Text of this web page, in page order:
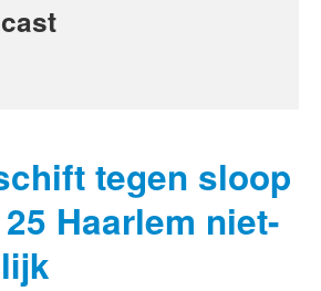
tegen sloop
Haarlem niet-